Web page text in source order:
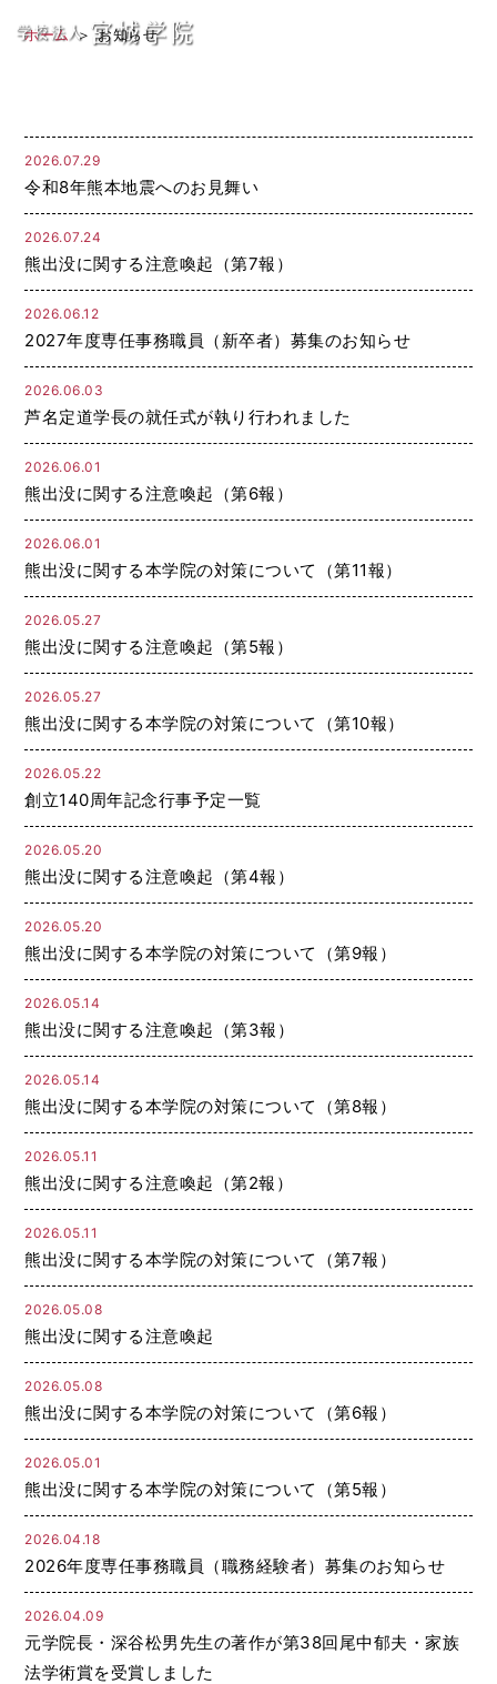
宮
城
学
院
お知らせ
ホーム お知らせ
2026.07.29
令和8年熊本地震へのお見舞い
2026.07.24
熊出没に関する注意喚起（第7報）
2026.06.12
2027年度専任事務職員（新卒者）募集のお知らせ
2026.06.03
芦名定道学長の就任式が執り行われました
2026.06.01
熊出没に関する注意喚起（第6報）
2026.06.01
熊出没に関する本学院の対策について（第11報）
2026.05.27
熊出没に関する注意喚起（第5報）
2026.05.27
熊出没に関する本学院の対策について（第10報）
2026.05.22
創立140周年記念行事予定一覧
2026.05.20
熊出没に関する注意喚起（第4報）
2026.05.20
熊出没に関する本学院の対策について（第9報）
2026.05.14
熊出没に関する注意喚起（第3報）
2026.05.14
熊出没に関する本学院の対策について（第8報）
2026.05.11
熊出没に関する注意喚起（第2報）
2026.05.11
熊出没に関する本学院の対策について（第7報）
2026.05.08
熊出没に関する注意喚起
2026.05.08
熊出没に関する本学院の対策について（第6報）
2026.05.01
熊出没に関する本学院の対策について（第5報）
2026.04.18
2026年度専任事務職員（職務経験者）募集のお知らせ
2026.04.09
元学院長・深谷松男先生の著作が第38回尾中郁夫・家族
法学術賞を受賞しました